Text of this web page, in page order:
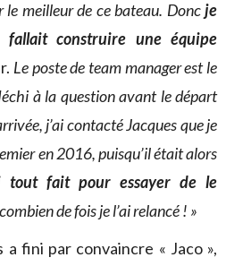
meilleur de ce bateau. Doncje
construire une équipe
Le poste de team manager est le
à la question avant le départ
j’ai contacté Jacques que je
en 2016, puisqu’il était alors
tout fait pour essayer de le
de fois je l’ai relancé ! »
a fini par convaincre « Jaco »,